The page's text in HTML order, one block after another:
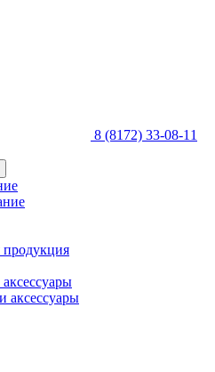
8 (8172) 33-08-11
продукция
аксессуары